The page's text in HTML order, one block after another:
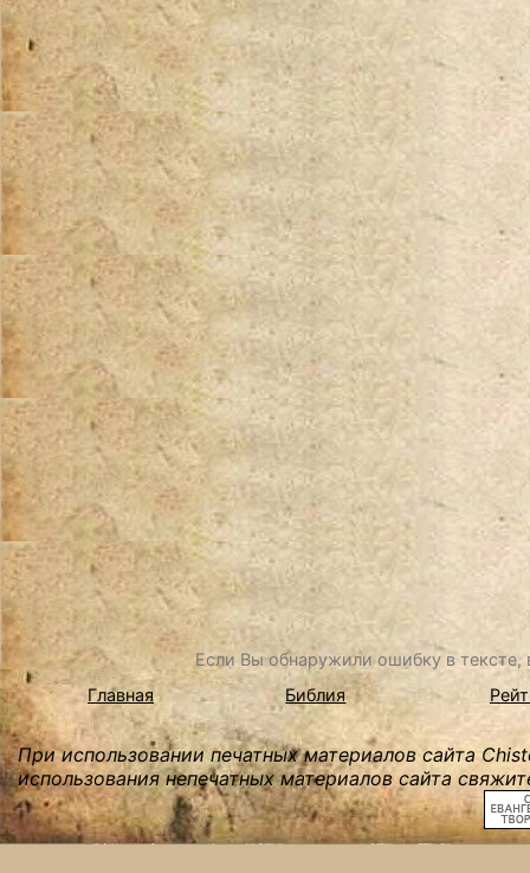
Если Вы обнаружили ошибку в
Главная
Библия
При использовании печатных материалов сайта
использования непечатных материалов сайта